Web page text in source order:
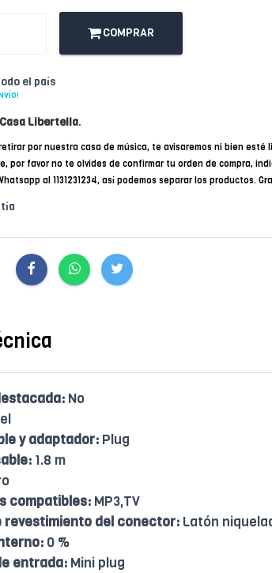
COMPRAR
el país
Casa Libertella.
por nuestra casa de música, te avisaremos ni bien esté
por favor no te olvides de confirmar tu orden de compra,
al 1131231234, así podemos separar los productos.
No
y adaptador: Plug
1.8 m
compatibles: MP3,TV
revestimiento del conector: Latón
0 %
entrada: Mini plug